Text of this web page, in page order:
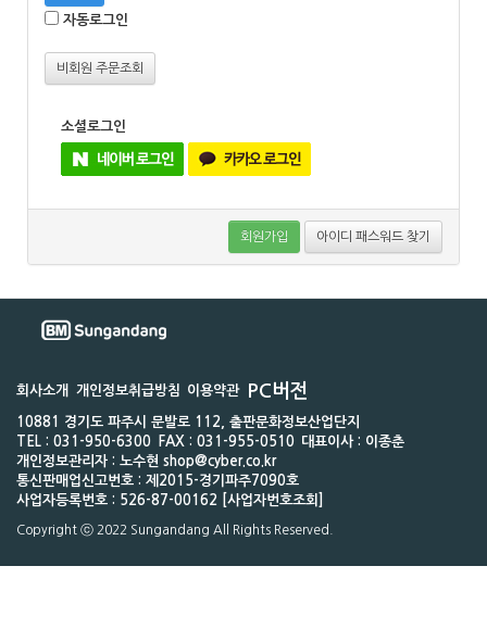
자동로그인
비회원 주문조회
소셜로그인
회원가입 아이디 패스워드 찾기
회사소개 개인정보취급방침 이용약관 PC버전
10881 경기도 파주시 문발로 112, 출판문화정보산업단지
TEL : 031-950-6300
FAX : 031-955-0510
대표이사 : 이종춘
개인정보관리자 : 노수현 shop@cyber.co.kr
통신판매업신고번호 : 제2015-경기파주7090호
사업자등록번호 : 526-87-00162 [사업자번호조회]
Copyright ⓒ 2022 Sungandang All Rights Reserved.